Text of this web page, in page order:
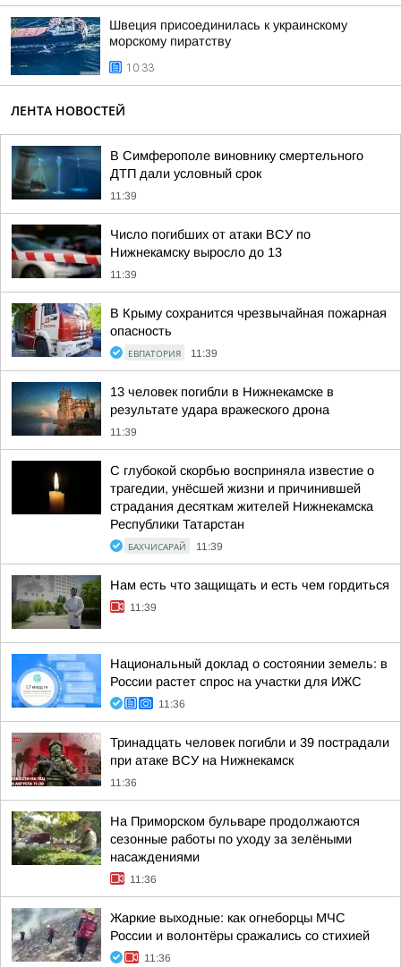
Швеция присоединилась к украинскому
морскому пиратству
10:33
ЛЕНТА НОВОСТЕЙ
В Симферополе виновнику смертельного
ДТП дали условный срок
11:39
Число погибших от атаки ВСУ по
Нижнекамску выросло до 13
11:39
В Крыму сохранится чрезвычайная пожарная
опасность
ЕВПАТОРИЯ 11:39
13 человек погибли в Нижнекамске в
результате удара вражеского дрона
11:39
С глубокой скорбью восприняла известие о
трагедии, унёсшей жизни и причинившей
страдания десяткам жителей Нижнекамска
Республики Татарстан
БАХЧИСАРАЙ 11:39
Нам есть что защищать и есть чем гордиться
11:39
Национальный доклад о состоянии земель: в
России растет спрос на участки для ИЖС
11:36
Тринадцать человек погибли и 39 пострадали
при атаке ВСУ на Нижнекамск
11:36
На Приморском бульваре продолжаются
сезонные работы по уходу за зелёными
насаждениями
11:36
Жаркие выходные: как огнеборцы МЧС
России и волонтёры сражались со стихией
11:36